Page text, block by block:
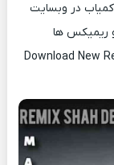
در وبسایت
ریمیکس ها
Download New